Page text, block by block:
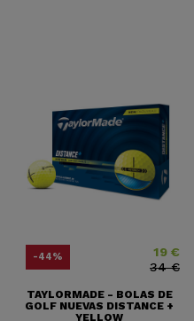
-44% Precio19 €
Precio base
34 €
TAYLORMADE - BOLAS DE
GOLF NUEVAS DISTANCE +
YELLOW